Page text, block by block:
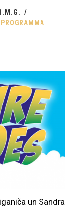
un Sandra